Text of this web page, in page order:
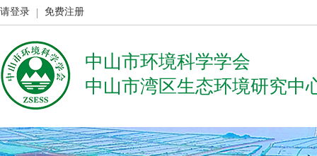
请登录 免费注册
中山市环境科学学会
中山市湾区生态环境研究中